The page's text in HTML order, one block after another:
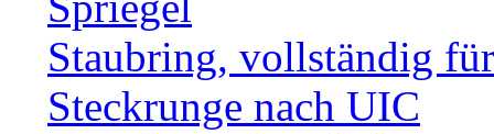
Staubring, vollständig
Steckrunge nach UIC